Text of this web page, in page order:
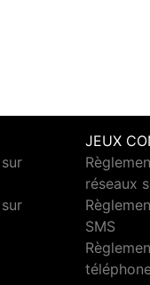
JEUX
réseaux
SMS